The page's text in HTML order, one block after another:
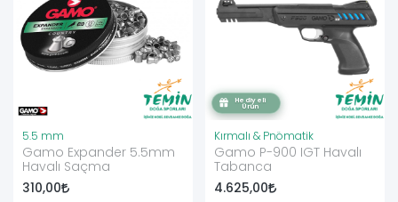
5.5 mm
Gamo Expander 5.5mm
Havalı Saçma
310,00
Kırmalı & Pnömatik
Gamo P-900 IGT Havalı
Tabanca
4.625,00